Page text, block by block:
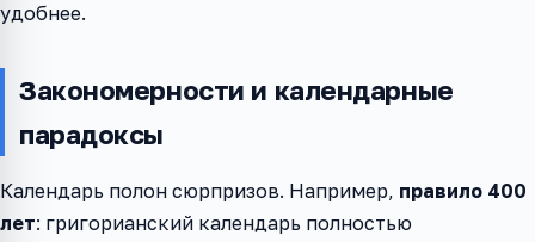
удобнее.
Закономерности и календарные
парадоксы
Календарь полон сюрпризов. Например, правило 400
лет: григорианский календарь полностью